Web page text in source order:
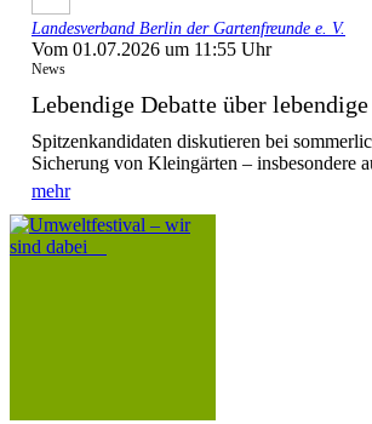
Landesverband Berlin der Gartenfreunde e. V.
Vom 01.07.2026 um 11:55 Uhr
News
Lebendige Debatte über
Spitzenkandidaten diskutieren bei
Sicherung von Kleingärten – insbesondere
mehr